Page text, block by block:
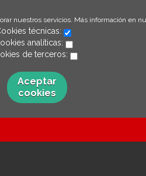
nuestros servicios. Más información en
técnicas:
analíticas:
de terceros:
Aceptar
cookies